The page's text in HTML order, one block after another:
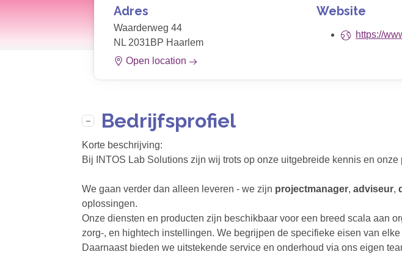
Adres
Waarderweg 44
NL 2031BP Haarlem
Open location
Website
https://
Bedrijfsprofiel
Korte beschrijving:
Bij INTOS Lab Solutions zijn wij trots op onze uitgebreide kennis en
We gaan verder dan alleen leveren - we zijn projectmanager,adviseur,
oplossingen.
Onze diensten en producten zijn beschikbaar voor een breed scala aan
zorg-, en hightech instellingen. We begrijpen de specifieke eisen van
Daarnaast bieden we uitstekende service en onderhoud via ons eigen